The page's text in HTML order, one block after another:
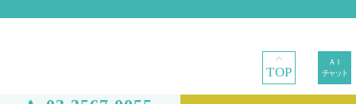
TOP